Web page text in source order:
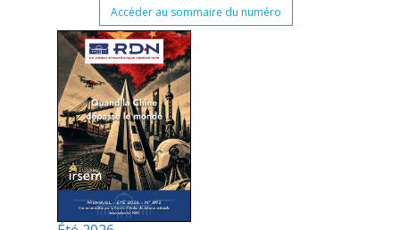
Accéder au sommaire du numéro